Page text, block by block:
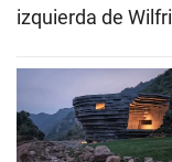
izquierda de